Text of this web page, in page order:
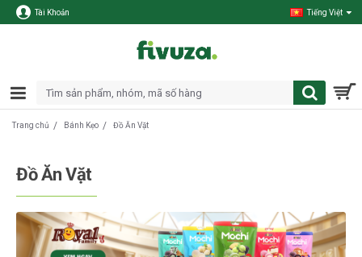
Tài Khoản Tiếng Việt
Trang chủ Bánh Kẹo Đồ Ăn Vặt
Đồ Ăn Vặt